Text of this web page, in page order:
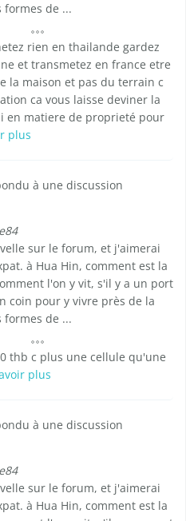
formes de ...
rien en thailande gardez
et transmetez en france etre
la maison et pas du terrain c
ca vous laisse deviner la
en matiere de proprieté pour
plus
à une discussion
sur le forum, et j'aimerai
à Hua Hin, comment est la
l'on y vit, s'il y a un port
coin pour y vivre près de la
formes de ...
thb c plus une cellule qu'une
plus
à une discussion
sur le forum, et j'aimerai
à Hua Hin, comment est la